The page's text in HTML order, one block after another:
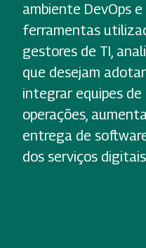
ambiente DevOps
ferramentas
gestores de TI,
que desejam
integrar equipes
operações,
entrega de
dos serviços